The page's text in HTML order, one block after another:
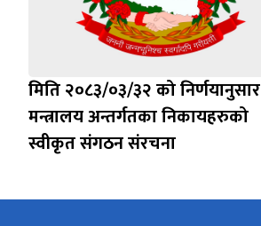
मिति २०८३/०३/३२ को निर्णयानुसार
मन्त्रालय अन्तर्गतका निकायहरुको
स्वीकृत संगठन संरचना